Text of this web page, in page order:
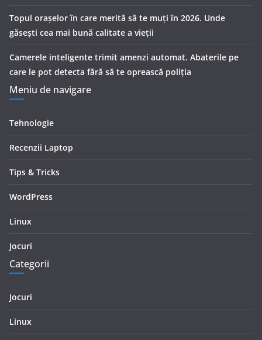
Topul orașelor în care merită să te muți în 2026. Unde
găsești cea mai bună calitate a vieții
Camerele inteligente trimit amenzi automat. Abaterile pe
care le pot detecta fără să te oprească poliția
Meniu de navigare
Tehnologie
Recenzii Laptop
Tips & Tricks
WordPress
Linux
Jocuri
Categorii
Jocuri
Linux